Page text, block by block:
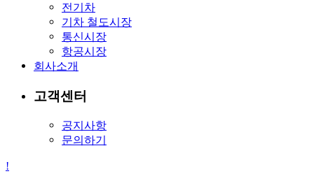
전기차
기차 철도시장
통신시장
항공시장
회사소개
고객센터
공지사항
문의하기